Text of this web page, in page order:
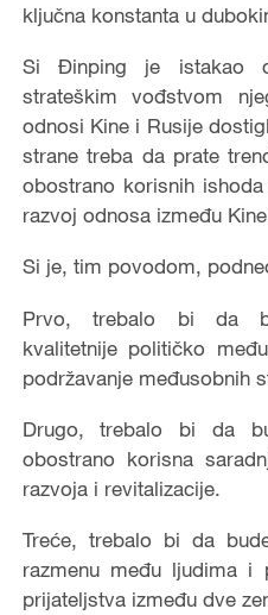
ključna konstanta u
Si Đinping je istakao
strateškim vođstvom
odnosi Kine i Rusije
strane treba da prate
obostrano korisnih
razvoj odnosa između
Si je, tim povodom,
Prvo, trebalo bi da
kvalitetnije političko
podržavanje međusobnih
Drugo, trebalo bi da
obostrano korisna
razvoja i revitalizacije.
Treće, trebalo bi da
razmenu među ljudima i
prijateljstva između dve